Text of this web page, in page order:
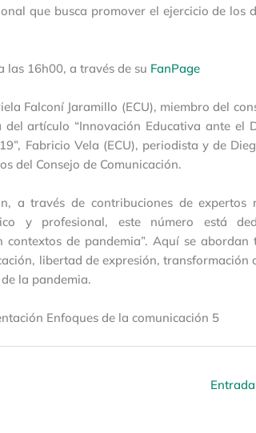
que busca promover el ejercicio de los
las 16h00, a través de su FanPage
Falconí Jaramillo (ECU), miembro del
artículo “Innovación Educativa ante el
Fabricio Vela (ECU), periodista y de
del Consejo de Comunicación.
a través de contribuciones de expertos
y profesional, este número está
de pandemia”. Aquí se abordan
libertad de expresión, transformación
la pandemia.
Enfoques de la comunicación 5